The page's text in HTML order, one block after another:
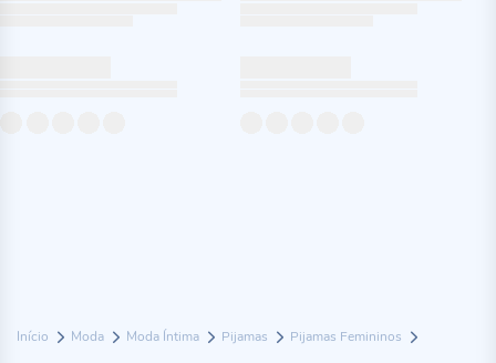
Início Moda Moda Íntima Pijamas Pijamas Femininos